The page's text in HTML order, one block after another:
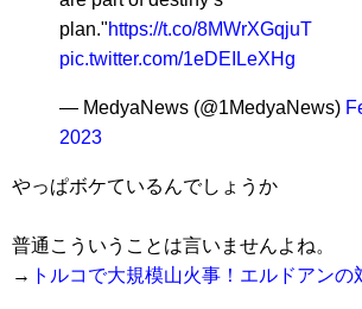
plan."https://t.co/8MWrXGqjuT
pic.twitter.com/1eDEILeXHg
— MedyaNews (@1MedyaNews)
2023
やっぱボケているんでしょうか
普通こういうことは言いませんよね。
→ トルコで大規模山火事！エルドアンの